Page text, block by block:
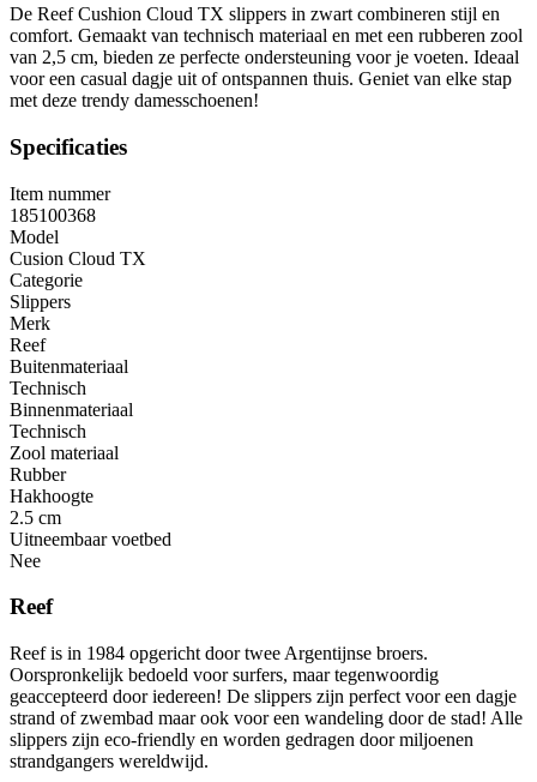
De Reef Cushion Cloud TX slippers in zwart combineren stijl en
comfort. Gemaakt van technisch materiaal en met een rubberen zool
van 2,5 cm, bieden ze perfecte ondersteuning voor je voeten. Ideaal
voor een casual dagje uit of ontspannen thuis. Geniet van elke stap
met deze trendy damesschoenen!
Specificaties
Item nummer
185100368
Model
Cusion Cloud TX
Categorie
Slippers
Merk
Reef
Buitenmateriaal
Technisch
Binnenmateriaal
Technisch
Zool materiaal
Rubber
Hakhoogte
2.5 cm
Uitneembaar voetbed
Nee
Reef
Reef is in 1984 opgericht door twee Argentijnse broers.
Oorspronkelijk bedoeld voor surfers, maar tegenwoordig
geaccepteerd door iedereen! De slippers zijn perfect voor een dagje
strand of zwembad maar ook voor een wandeling door de stad! Alle
slippers zijn eco-friendly en worden gedragen door miljoenen
strandgangers wereldwijd.